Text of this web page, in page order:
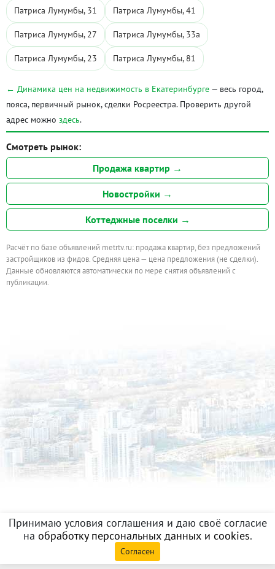
Патриса Лумумбы, 31 Патриса Лумумбы, 41
Патриса Лумумбы, 27 Патриса Лумумбы, 33а
Патриса Лумумбы, 23 Патриса Лумумбы, 81
← Динамика цен на недвижимость в Екатеринбурге — весь город,
пояса, первичный рынок, сделки Росреестра. Проверить другой
адрес можно здесь.
Смотреть рынок:
Продажа квартир →
Новостройки →
Коттеджные поселки →
Расчёт по базе объявлений metrtv.ru: продажа квартир, без предложений
застройщиков из фидов. Средняя цена — цена предложения (не сделки).
Данные обновляются автоматически по мере снятия объявлений с
публикации.
Принимаю условия соглашения и даю своё согласие
на обработку персональных данных и cookies.
Согласен